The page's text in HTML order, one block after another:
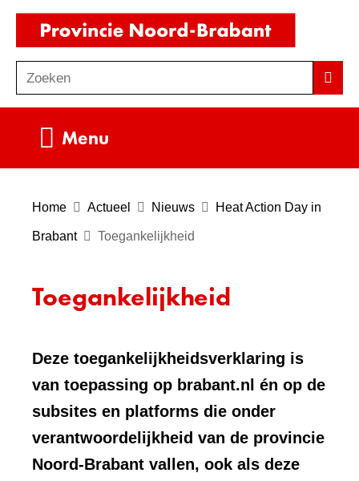
Ga
de
inhoud
o
e
Zoeken
Menu
Home Actueel Nieuws Heat Action Day in
Brabant Toegankelijkheid
Toegankelijkheid
Deze toegankelijkheidsverklaring is
van toepassing op brabant.nl én op de
subsites en platforms die onder
verantwoordelijkheid van de provincie
Noord-Brabant vallen, ook als deze